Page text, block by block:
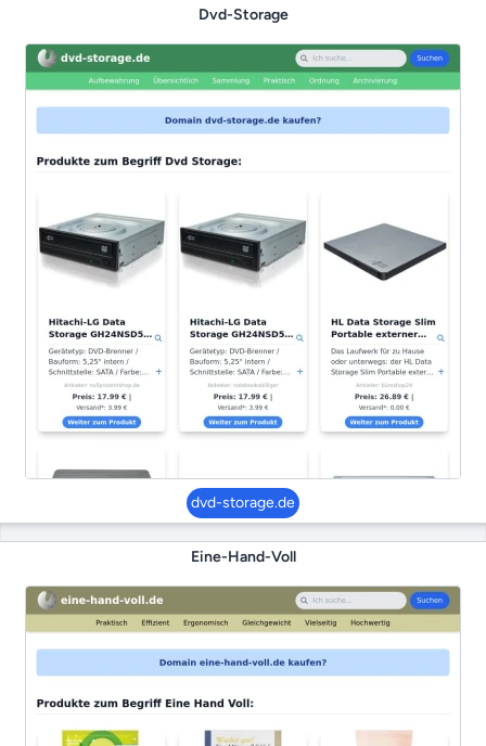
Dvd-Storage
dvd-storage.de
Eine-Hand-Voll